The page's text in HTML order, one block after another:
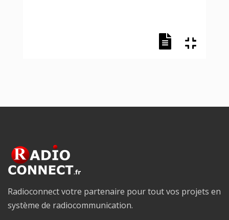
Radioconnect votre partenaire pour tout vos projets en
système de radiocommunication.